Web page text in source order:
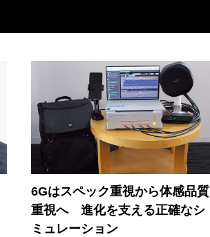
6Gはスペック重視から体感品質
重視へ 進化を支える正確なシ
ミュレーション